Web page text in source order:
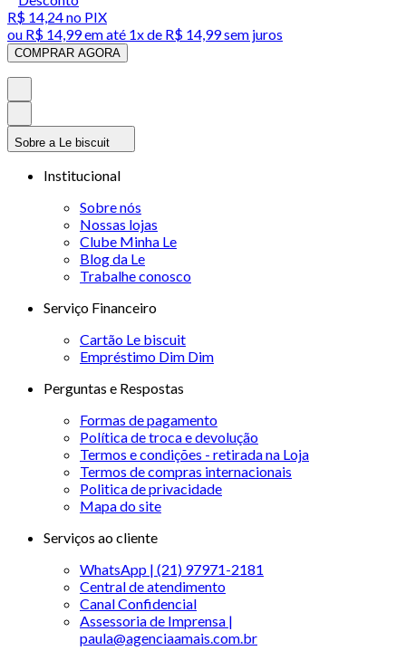
R$ 14,24no PIX
ou R$ 14,99em até 1x de R$ 14,99sem juros
COMPRAR AGORA
Sobre a Le biscuit
Institucional
Sobre nós
Nossas lojas
Clube Minha Le
Blog da Le
Trabalhe conosco
Serviço Financeiro
Cartão Le biscuit
Empréstimo Dim Dim
Perguntas e Respostas
Formas de pagamento
Política de troca e devolução
Termos e condições - retirada na Loja
Termos de compras internacionais
Politica de privacidade
Mapa do site
Serviços ao cliente
WhatsApp | (21) 97971-2181
Central de atendimento
Canal Confidencial
Assessoria de Imprensa |
paula@agenciaamais.com.br